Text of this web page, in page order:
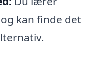
kan finde det